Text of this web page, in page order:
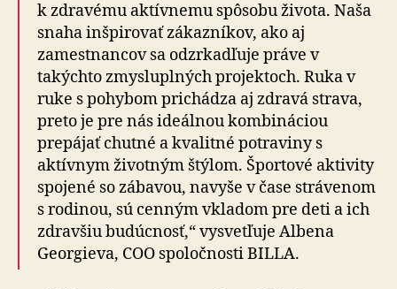
k zdravému aktívnemu spôsobu života. Naša
snaha inšpirovať zákazníkov, ako aj
zamestnancov sa odzrkadľuje práve v
takýchto zmysluplných projektoch. Ruka v
ruke s pohybom prichádza aj zdravá strava,
preto je pre nás ideálnou kombináciou
prepájať chutné a kvalitné potraviny s
aktívnym životným štýlom. Športové aktivity
spojené so zábavou, navyše v čase strávenom
s rodinou, sú cenným vkladom pre deti a ich
zdravšiu budúcnosť,“ vysvetľuje Albena
Georgieva, COO spoločnosti BILLA.